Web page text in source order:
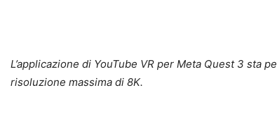
L’applicazione di YouTube VR per Meta Quest 3 sta
risoluzione massima di 8K.